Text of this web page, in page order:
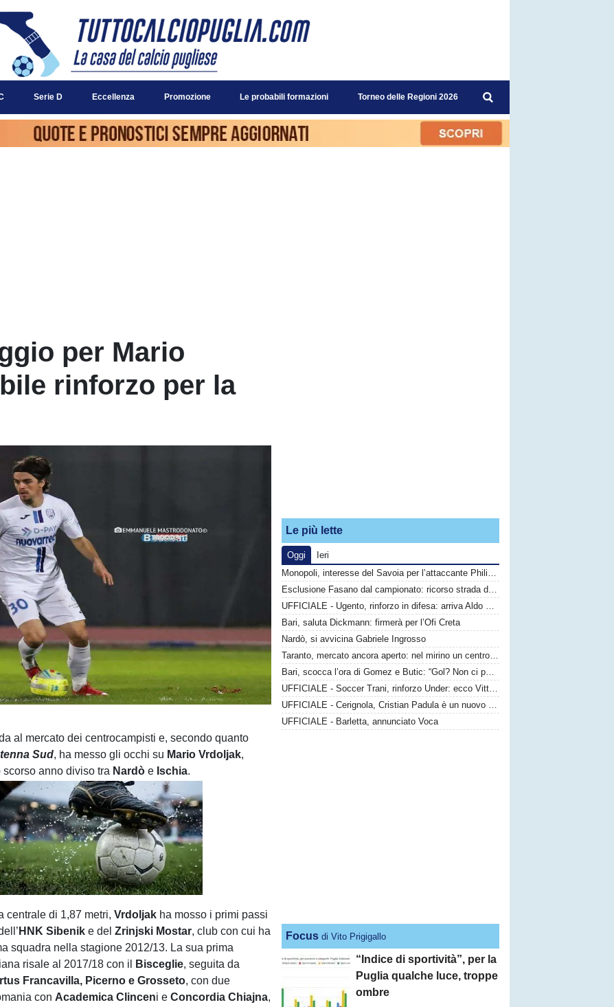
Serie D Eccellenza Promozione Le probabili formazioni Torneo delle Regioni 2026
per Mario
rinforzo per la
al mercato dei centrocampisti e, secondo quanto
Sud, ha messo gli occhi su Mario Vrdoljak,
anno diviso tra Nardò e Ischia.
Unmute
Loaded:
100.00%
centrale di 1,87 metri,Vrdoljak ha mosso i primi passi
HNK Sibenik e delZrinjski Mostar, club con cui ha
squadra nella stagione 2012/13. La sua prima
risale al 2017/18 con il
Bisceglie, seguita da
Francavilla, Picerno e Grosseto, con due
con AcademicaClinceni eConcordia Chiajna,
Le più lette
Oggi
Ieri
Monopoli, interesse del Savoia per l’attaccante Philip Yeboah
Esclusione Fasano dal campionato: ricorso strada difficile, calciatori in fuga
UFFICIALE - Ugento, rinforzo in difesa: arriva Aldo Graziano
Bari, saluta Dickmann: firmerà per l’Ofi Creta
Nardò, si avvicina Gabriele Ingrosso
Taranto, mercato ancora aperto: nel mirino un centrocampista top
Bari, scocca l’ora di Gomez e Butic: “Gol? Non ci poniamo limiti”
UFFICIALE - Soccer Trani, rinforzo Under: ecco Vittorio Sansaro
UFFICIALE - Cerignola, Cristian Padula è un nuovo attaccante gialloblù
UFFICIALE - Barletta, annunciato Voca
Focus di Vito Prigigallo
“Indice di sportività”, per la
Puglia qualche luce, troppe
ombre